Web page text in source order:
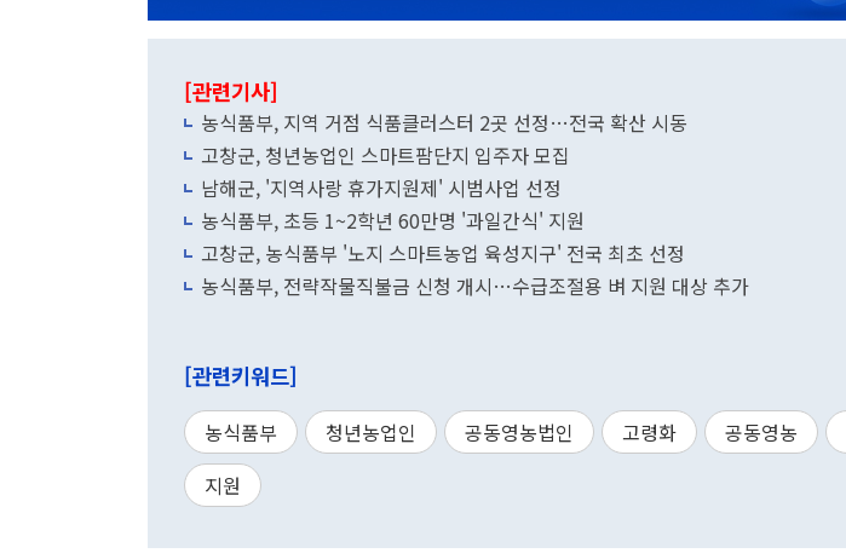
[관련기사]
농식품부, 지역 거점 식품클러스터 2곳 선정…전국 확산 시동
고창군, 청년농업인 스마트팜단지 입주자 모집
남해군, '지역사랑 휴가지원제' 시범사업 선정
농식품부, 초등 1~2학년 60만명 '과일간식' 지원
고창군, 농식품부 '노지 스마트농업 육성지구' 전국 최초 선정
농식품부, 전략작물직불금 신청 개시…수급조절용 벼 지원 대상 추가
[관련키워드]
농식품부 청년농업인 공동영농법인 고령화 공동영농
지원